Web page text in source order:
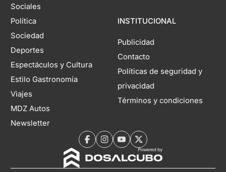
Sociales
Política
Sociedad
Deportes
Espectáculos y Cultura
Estilo Gastronomía
Viajes
MDZ Autos
Newsletter
INSTITUCIONAL
Publicidad
Contacto
Políticas de seguridad y
privacidad
Términos y condiciones